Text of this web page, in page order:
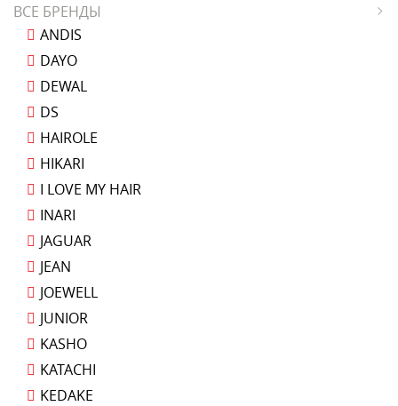
ВСЕ БРЕНДЫ
ANDIS
DAYO
DEWAL
DS
HAIROLE
HIKARI
I LOVE MY HAIR
INARI
JAGUAR
JEAN
JOEWELL
JUNIOR
KASHO
KATACHI
KEDAKE